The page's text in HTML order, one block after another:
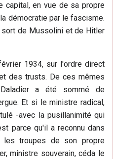
capital, en vue de sa propre
démocratie par le fascisme.
de Mussolini et de Hitler
1934, sur l'ordre direct
des trusts. De ces mêmes
a été sommé de
Et si le ministre radical,
-avec la pusillanimité qui
parce qu'il a reconnu dans
les troupes de son propre
ministre souverain, céda le